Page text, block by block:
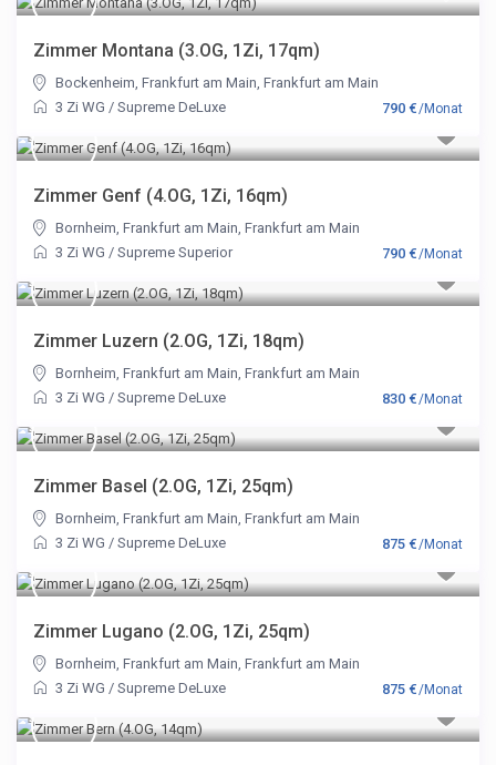
790 €/Monat
Zimmer Montana (3.OG, 1Zi, 17qm)
Bockenheim, Frankfurt am Main,Frankfurt am Main
3 Zi WG /Supreme DeLuxe
790 €/Monat
Zimmer Genf (4.OG, 1Zi, 16qm)
Bornheim, Frankfurt am Main,Frankfurt am Main
3 Zi WG /Supreme Superior
830 €/Monat
Zimmer Luzern (2.OG, 1Zi, 18qm)
Bornheim, Frankfurt am Main,Frankfurt am Main
3 Zi WG /Supreme DeLuxe
875 €/Monat
Zimmer Basel (2.OG, 1Zi, 25qm)
Bornheim, Frankfurt am Main,Frankfurt am Main
3 Zi WG /Supreme DeLuxe
875 €/Monat
Zimmer Lugano (2.OG, 1Zi, 25qm)
Bornheim, Frankfurt am Main,Frankfurt am Main
3 Zi WG /Supreme DeLuxe